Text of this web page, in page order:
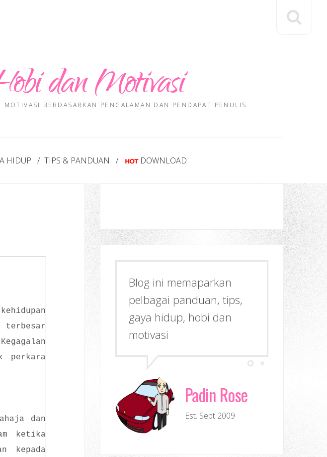
dan Motivasi
BERDASARKAN PENGALAMAN DAN PENDAPAT PENULIS
HIDUP TIPS & PANDUAN DOWNLOAD
terbesar
perkara
dan
ketika
kepada
Blog ini memaparkan
pelbagai panduan, tips,
gaya hidup, hobi dan
motivasi
Padin Rose
Est. Sept 2009